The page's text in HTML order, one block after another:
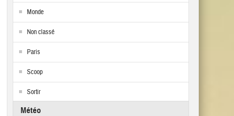
Monde
Non classé
Paris
Scoop
Sortir
Météo